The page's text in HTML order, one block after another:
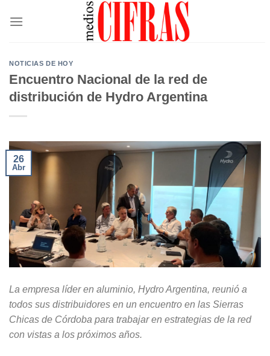
NOTICIAS DE HOY
Encuentro Nacional de la red de
distribución de Hydro Argentina
26
Abr
La empresa líder en aluminio, Hydro Argentina, reunió a
todos sus distribuidores en un encuentro en las Sierras
Chicas de Córdoba para trabajar en estrategias de la red
con vistas a los próximos años.